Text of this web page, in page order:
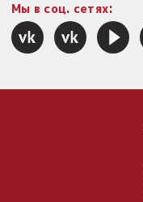
Мы в соц. сетях: